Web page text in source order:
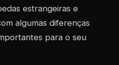
estrangeiras e
algumas diferenças
para o seu